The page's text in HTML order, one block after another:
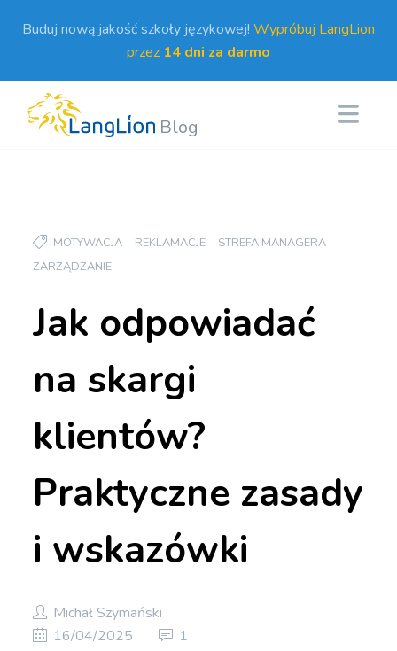
Buduj nową jakość szkoły językowej! Wypróbuj LangLion
przez 14 dni za darmo
Blog
MOTYWACJA REKLAMACJE
STREFA MANAGERA
ZARZĄDZANIE
Jak odpowiadać
na skargi
klientów?
Praktyczne zasady
i wskazówki
Michał Szymański
16/04/2025
1